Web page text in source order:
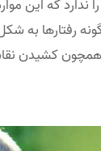
رفتارها به
همچون کشیدن